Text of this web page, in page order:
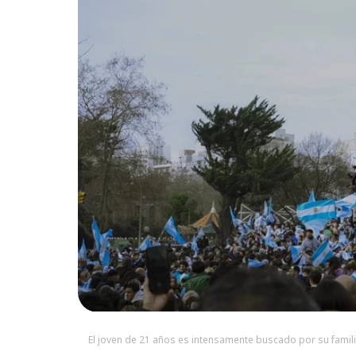
El joven de 21 años es intensamente buscado por su